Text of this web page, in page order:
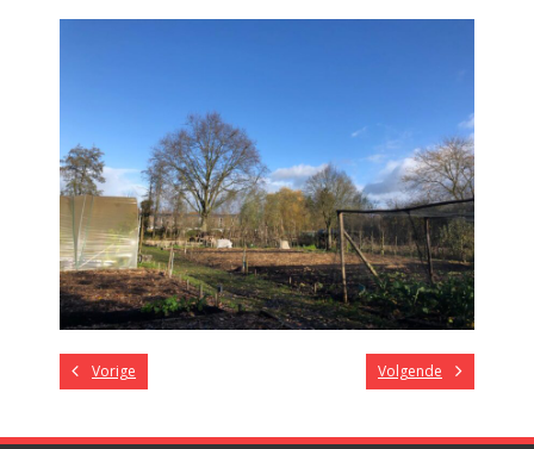
Vorige Volgende